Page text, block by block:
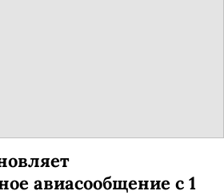
авиасообщение с 1